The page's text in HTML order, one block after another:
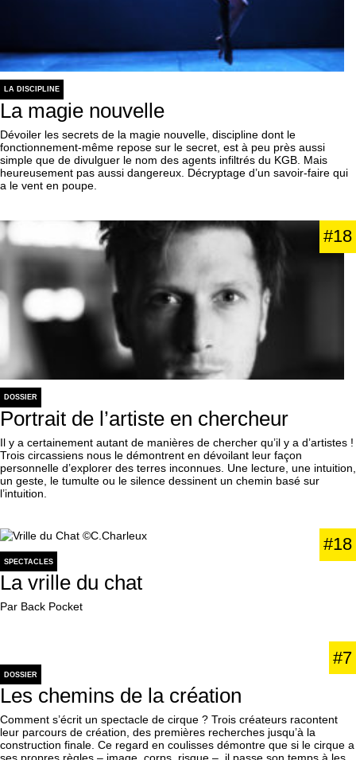
LA DISCIPLINE
La magie nouvelle
Dévoiler les secrets de la magie nouvelle, discipline dont le
fonctionnement-même repose sur le secret, est à peu près aussi
simple que de divulguer le nom des agents infiltrés du KGB. Mais
heureusement pas aussi dangereux. Décryptage d’un savoir-faire qui
a le vent en poupe.
#18
DOSSIER
Portrait de l’artiste en chercheur
Il y a certainement autant de manières de chercher qu’il y a d’artistes !
Trois circassiens nous le démontrent en dévoilant leur façon
personnelle d’explorer des terres inconnues. Une lecture, une intuition,
un geste, le tumulte ou le silence dessinent un chemin basé sur
l’intuition.
#18
SPECTACLES
La vrille du chat
Par Back Pocket
#7
DOSSIER
Les chemins de la création
Comment s’écrit un spectacle de cirque ? Trois créateurs racontent
leur parcours de création, des premières recherches jusqu’à la
construction finale. Ce regard en coulisses démontre que si le cirque a